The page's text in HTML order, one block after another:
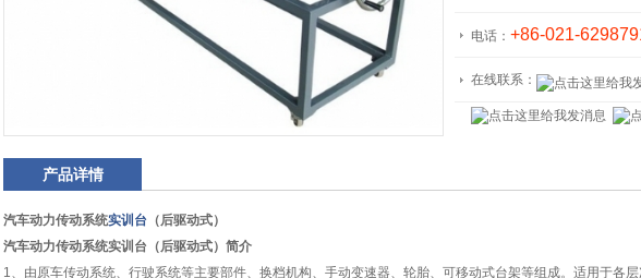
电话： +86-021-
在线联系：
产品详情
汽车动力传动系统实训台 （后驱动式）
汽车动力传动系统实训台（后驱动式）简介
1、由原车传动系统、行驶系统等主要部件、换档机构、手动变速器、轮胎、可移动式台架等组成。适用于各层